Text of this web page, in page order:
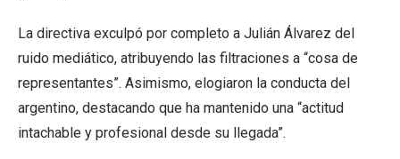
La directiva exculpó por completo a Julián Álvarez del
ruido mediático, atribuyendo las filtraciones a “cosa de
representantes”. Asimismo, elogiaron la conducta del
argentino, destacando que ha mantenido una “actitud
intachable y profesional desde su llegada”.